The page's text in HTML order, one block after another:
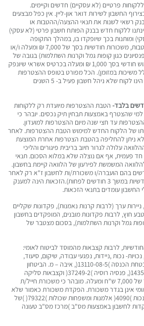
פרטיים (לא עסקיים) חדשים וקיימים.
החשבון לשירות דואר און-ליין. אין כפל מבצעים
רשאי לשנות את תנאי ההצעה/ההטבות או
ללקוח חדש בבנק הפותח חשבון פרטי (לא עסקי)
ומותנות בכך שיופקדו בו, במהלך התקופה
הרלוונטית לגבי כל אחת ההטבות, משכורות חודשיות בסך של 7,000 ₪ ומעלה ו/או
כגון קופות גמל וקרנות השתלמות) בגובה של
100,000 ₪ ומעלה, וכן בשימוש חודשי בסך 1,000 ₪ ומעלה בכרטיס אשראי שיונפק
משיכות במזומן). הכל מפורט בטופס ההצטרפות
למבצע. יובהר כי לקוח חדש הינו לקוח שלא ניהל חשבון פעיל ב- 5 השנים
בלבד- הטבת ההצטרפות מיועדת רק ללקוחות
שהצטרף באמצעות תבחין תיק נכסים. יובהר כי
עד חצי שנה מיום ההצטרפות למועדון.
של הלקוח החדש למימוש הטבת ההצטרפות. לאחר
ניתן להחליפה בהטבת הצטרפות אחרת המוצעת
עלולה לגרור חיוב בריבית פיגורים והליכי
פעמית, אף אם נוצלה שלא במלוא הסכום. תנאי
המשמשת לפירעון של הלוואה קיימת בחשבון.
יינתן רק לאחר 3 חודשים בהם הועברה/ו משכורת/ות לחשבון ז"א רק לאחר
כניסת לפחות 3 משכורות חודשיות במשך 3 חודשים לפחות).הזכאות הינה למענק
עומדים בתנאי הזכאות.
ניירות ערך (לרבות קרנות נאמנות), פקדונות שקליים
חוץ, לרבות פקדונות מובנים, המופקדים בחשבון
קופות גמל וקרנות השתלמות), בסכום מצטבר של
לרבות קצבאות מהמוסד לביטוח לאומי:
שארים )13101-08-4(, נכויות- נכות ,ניידות, נפגעי עבודה, שיקום, סיעוד,
אסירי ציון )60697-08-3(, הבטחת הכנסה )13110-08-5(, איבה – מ. הביטחון
)15690-10-0(, נכות )14354-10-4(, פנסיה רוסיה )37249-2( וקצבאות סליקה
בנקאי בע"מ( בסכום מצטבר של 7,000 ש"ח ומעלה. מובהר כי משכורת חייל/ת
אינן בגדר משכורת. הפקדת משכורת כאמור שלא
באמצעות ממשרד הביטחון: נכות )4090( אלמנות ומשפחות שכולות )79322( )של
לחשבון באמצעות מס"ב )מרכז מס"ב טעונה